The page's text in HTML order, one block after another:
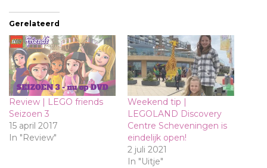
Gerelateerd
Review | LEGO friends
Seizoen 3
15 april 2017
In "Review"
Weekend tip |
LEGOLAND Discovery
Centre Scheveningen is
eindelijk open!
2 juli 2021
In "Uitje"